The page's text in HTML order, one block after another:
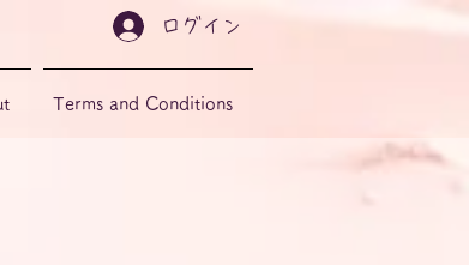
Terms and Conditions
ログイン